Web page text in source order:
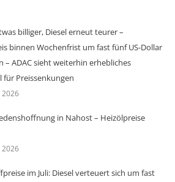
billiger, Diesel erneut teurer –
binnen Wochenfrist um fast fünf US-Dollar
– ADAC sieht weiterhin erhebliches
für Preissenkungen
2026
in Nahost – Heizölpreise
2026
im Juli: Diesel verteuert sich um fast